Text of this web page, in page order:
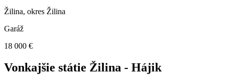
Žilina, okres Žilina
Garáž
18 000 €
Vonkajšie státie Žilina - Hájik